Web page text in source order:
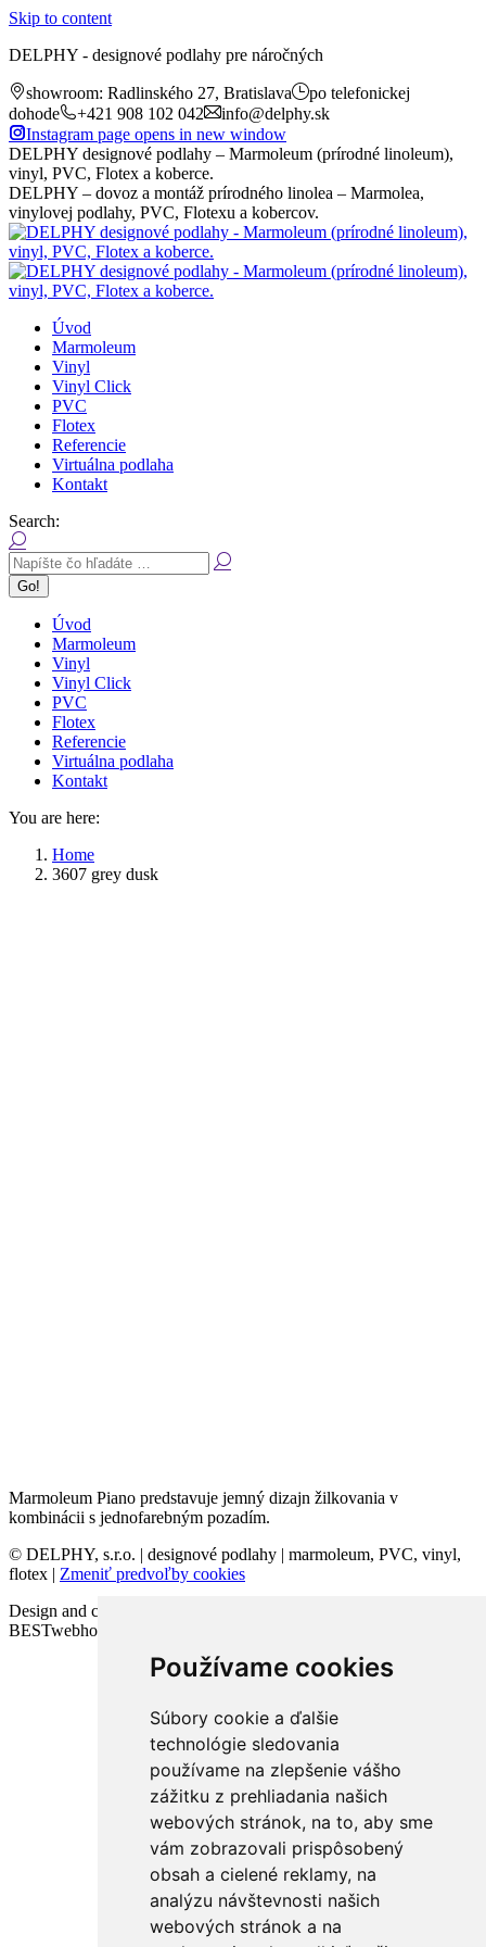
Používame cookies
Súbory cookie a ďalšie
technológie sledovania
používame na zlepšenie vášho
zážitku z prehliadania našich
webových stránok, na to, aby sme
vám zobrazovali prispôsobený
obsah a cielené reklamy, na
analýzu návštevnosti našich
webových stránok a na
Skip to content
DELPHY - designové podlahy pre náročných
showroom: Radlinského 27, Bratislava
po telefonickej
dohode
+421 908 102 042
info@delphy.sk
Instagram page opens in new window
DELPHY designové podlahy – Marmoleum (prírodné linoleum),
vinyl, PVC, Flotex a koberce.
DELPHY – dovoz a montáž prírodného linolea – Marmolea,
vinylovej podlahy, PVC, Flotexu a kobercov.
Úvod
Marmoleum
Vinyl
Vinyl Click
PVC
Flotex
Referencie
Virtuálna podlaha
Kontakt
Search:
Úvod
Marmoleum
Vinyl
Vinyl Click
PVC
Flotex
Referencie
Virtuálna podlaha
Kontakt
You are here:
Home
3607 grey dusk
Marmoleum Piano predstavuje jemný dizajn žilkovania v
kombinácii s jednofarebným pozadím.
© DELPHY, s.r.o. | designové podlahy | marmoleum, PVC, vinyl,
flotex | Zmeniť predvoľby cookies
Design and code VICTORY-media.sk | Webhosting
BESTwebhosting.sk | 12.11.2025